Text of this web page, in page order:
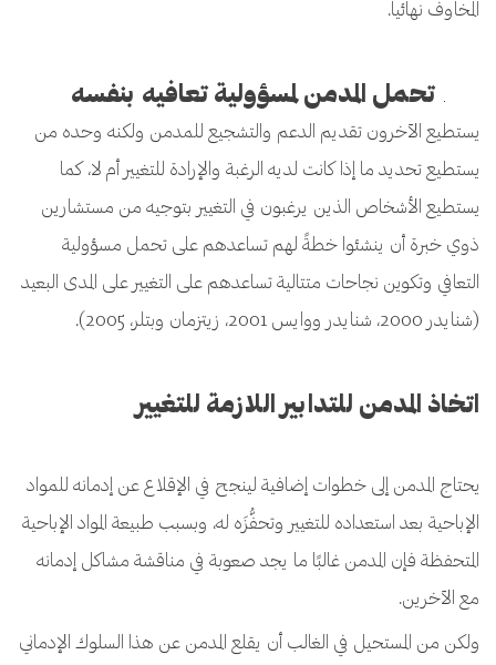
المخاوف نهائيا.
تحمل المدمن لمسؤولية تعافيه بنفسه
يستطيع الآخرون تقديم الدعم والتشجيع للمدمن ولكنه وحده من
يستطيع تحديد ما إذا كانت لديه الرغبة والإرادة للتغيير أم لا، كما
يستطيع الأشخاص الذين يرغبون في التغيير بتوجيه من مستشارين
ذوي خبرة أن ينشئوا خطةً لهم تساعدهم على تحمل مسؤولية
التعافي وتكوين نجاحات متتالية تساعدهم على التغيير على المدى البعيد
(شنايدر 2000، شنايدر ووايس 2001، زيتزمان وبتلر، 2005).
اتخاذ المدمن للتدابير اللازمة للتغيير
يحتاج المدمن إلى خطوات إضافية لينجح في الإقلاع عن إدمانه للمواد
الإباحية بعد استعداده للتغيير وتحفُّزَه له، وبسبب طبيعة المواد الإباحية
المتحفظة فإن المدمن غالبًا ما يجد صعوبة في مناقشة مشاكل إدمانه
مع الآخرين.
ولكن من المستحيل في الغالب أن يقلع المدمن عن هذا السلوك الإدماني